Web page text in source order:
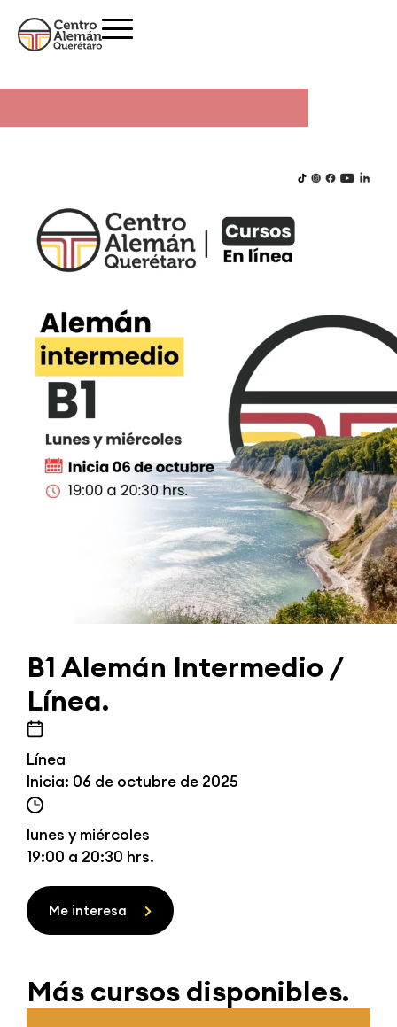
B1 Alemán Intermedio /
Línea.
Línea
Inicia: 06 de octubre de 2025
lunes y miércoles
19:00 a 20:30 hrs.
Me interesa
Más cursos disponibles.